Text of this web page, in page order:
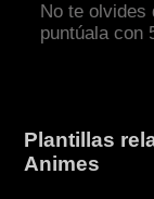
No te olvides
puntúala con
Plantillas
Animes